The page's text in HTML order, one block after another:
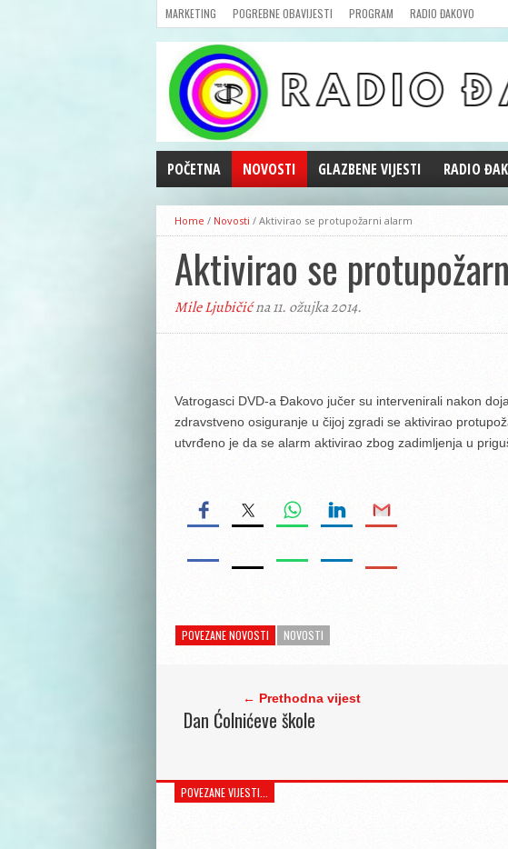
MARKETING POGREBNE OBAVIJESTI PROGRAM RADIO ĐAKOVO
POČETNA NOVOSTI
AKTUALNOSTI
CRNA KRONIKA
POLITIKA
ZANIMLJIVOSTI
GOSPODARSTVO
KULTURA
GLAZBENE VIJESTI RADIO
MARKETING
Home / Novosti / Aktivirao se protupožarni alarm
Aktivirao se
Mile Ljubičićna 11. ožujka 2014.
Vatrogasci DVD-a Đakovo jučer su intervenirali nakon
zdravstveno osiguranje u čijoj zgradi se aktivirao
utvrđeno je da se alarm aktivirao zbog zadimljenja u
POVEZANE NOVOSTI NOVOSTI
← Prethodna vijest
Dan Ćolnićeve škole
POVEZANE VIJESTI...